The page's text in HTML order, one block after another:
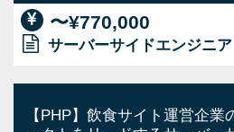
〜¥770,000
サーバーサイドエンジニア
【PHP】飲食サイト運営企